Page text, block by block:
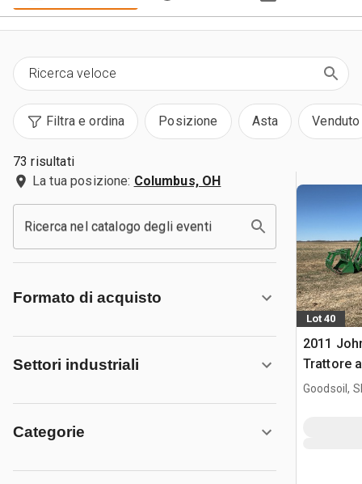
Filtra e ordina Posizione Asta Venduto
73 risultati
La tua posizione: Columbus, OH
Ricerca nel catalogo degli eventi
Formato di acquisto
Settori industriali
Categorie
Lot 40
2011
Trattore
Goodsoil,